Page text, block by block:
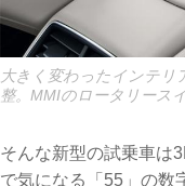
大きく変わったインテリ
整。MMIのロータリース
そんな新型の試乗車は
で気になる「55」の数